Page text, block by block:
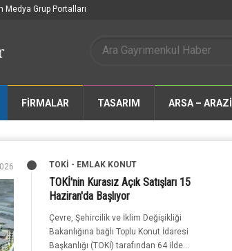
Medya Grup Portalları
FIRMALAR TASARIM ARSA – ARAZİ
TOKİ - EMLAK KONUT
TOKİ'nin Kurasız Açık Satışları 15
Haziran'da Başlıyor
Çevre, Şehircilik ve İklim Değişikliği
Bakanlığına bağlı Toplu Konut İdaresi
Başkanlığı (TOKİ) tarafından 64 ilde...